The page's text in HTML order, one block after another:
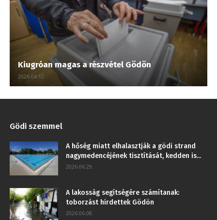
Kiugróan magas a részvétel Gödön
2026.04.12.
Gödi szemmel
A hőség miatt elhalasztják a gödi strand
nagymedencéjének tisztítását, kedden is...
2026.06.29.
A lakosság segítségére számítanak:
toborzást hirdettek Gödön
2026.06.08.